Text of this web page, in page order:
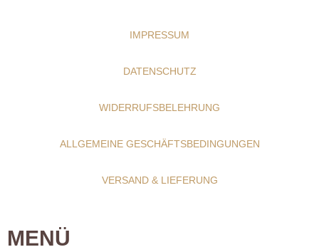
IMPRESSUM
DATENSCHUTZ
WIDERRUFSBELEHRUNG
ALLGEMEINE GESCHÄFTSBEDINGUNGEN
VERSAND & LIEFERUNG
MENÜ